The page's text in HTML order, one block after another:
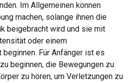
Im Allgemeinen können
machen, solange ihnen die
beigebracht wird und sie mit
oder einem
beginnen. Für Anfänger ist es
beginnen, die Bewegungen zu
zu hören, um Verletzungen zu